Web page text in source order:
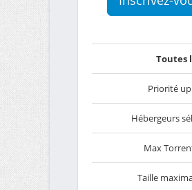
Toutes
Priorité
Hébergeurs
Max
Taille